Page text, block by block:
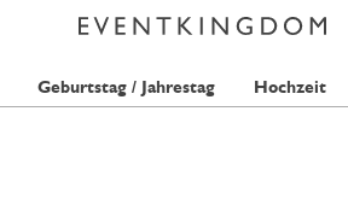
Geburtstag / Jahrestag Hochzeit